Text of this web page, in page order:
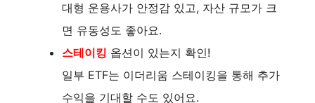
대형 운용사가 안정감 있고, 자산 규모가 크
면 유동성도 좋아요.
스테이킹 옵션이 있는지 확인!
일부 ETF는 이더리움 스테이킹을 통해 추가
수익을 기대할 수도 있어요.